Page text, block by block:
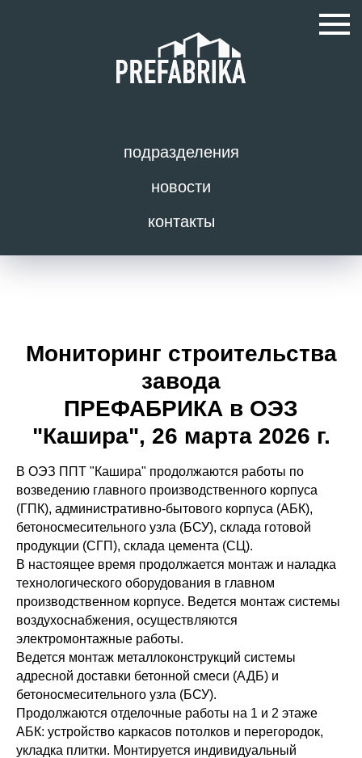
подразделения
новости
контакты
Мониторинг строительства
завода
ПРЕФАБРИКА в ОЭЗ
"Кашира", 26 марта 2026 г.
В ОЭЗ ППТ "Кашира" продолжаются работы по
возведению главного производственного корпуса
(ГПК), административно-бытового корпуса (АБК),
бетоносмесительного узла (БСУ), склада готовой
продукции (СГП), склада цемента (СЦ).
В настоящее время продолжается монтаж и наладка
технологического оборудования в главном
производственном корпусе. Ведется монтаж системы
воздухоснабжения, осуществляются
электромонтажные работы.
Ведется монтаж металлоконструкций системы
адресной доставки бетонной смеси (АДБ) и
бетоносмесительного узла (БСУ).
Продолжаются отделочные работы на 1 и 2 этаже
АБК: устройство каркасов потолков и перегородок,
укладка плитки. Монтируется индивидуальный